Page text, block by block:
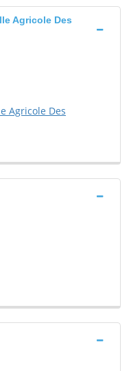
Agricole Des
Agricole Des